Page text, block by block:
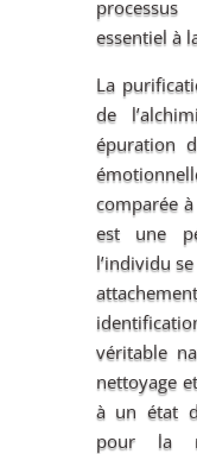
essentiel à
La
de
épuration
comparée
est une
l’individu
véritable
nettoyage
à un état
pour la